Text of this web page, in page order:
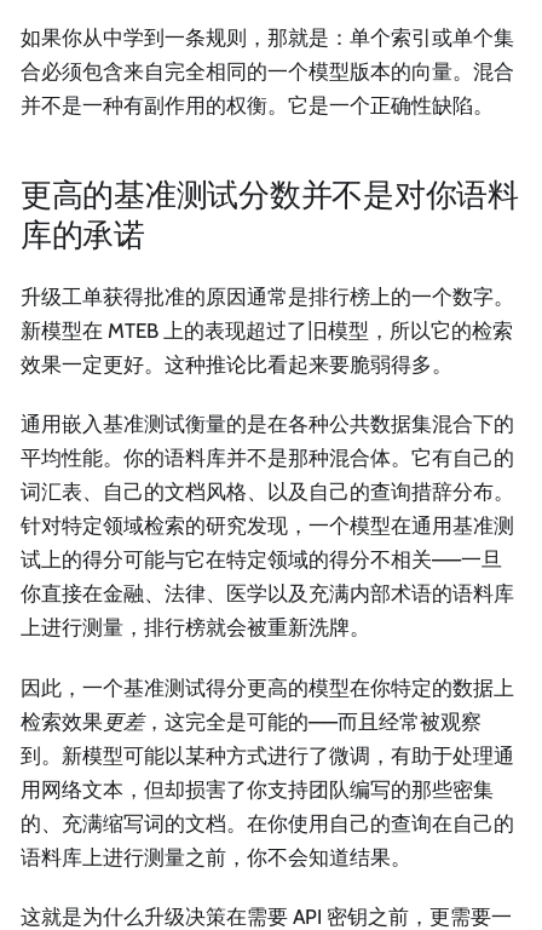
如果你从中学到一条规则，那就是：单个索引或单个集
合必须包含来自完全相同的一个模型版本的向量。混合
并不是一种有副作用的权衡。它是一个正确性缺陷。
更高的基准测试分数并不是对你语料
库的承诺
升级工单获得批准的原因通常是排行榜上的一个数字。
新模型在 MTEB 上的表现超过了旧模型，所以它的检索
效果一定更好。这种推论比看起来要脆弱得多。
通用嵌入基准测试衡量的是在各种公共数据集混合下的
平均性能。你的语料库并不是那种混合体。它有自己的
词汇表、自己的文档风格、以及自己的查询措辞分布。
针对特定领域检索的研究发现，一个模型在通用基准测
试上的得分可能与它在特定领域的得分不相关——一旦
你直接在金融、法律、医学以及充满内部术语的语料库
上进行测量，排行榜就会被重新洗牌。
因此，一个基准测试得分更高的模型在你特定的数据上
检索效果 更差，这完全是可能的——而且经常被观察
到。新模型可能以某种方式进行了微调，有助于处理通
用网络文本，但却损害了你支持团队编写的那些密集
的、充满缩写词的文档。在你使用自己的查询在自己的
语料库上进行测量之前，你不会知道结果。
这就是为什么升级决策在需要 API 密钥之前，更需要一